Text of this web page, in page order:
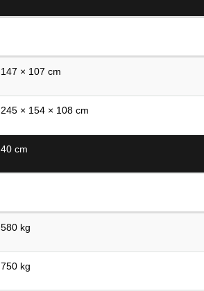
147 × 107 cm
245 × 154 × 108 cm
40 cm
580 kg
750 kg